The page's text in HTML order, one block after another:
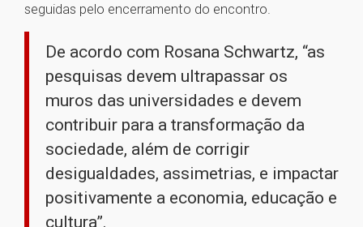
seguidas pelo encerramento do encontro.
De acordo com Rosana Schwartz, “as
pesquisas devem ultrapassar os
muros das universidades e devem
contribuir para a transformação da
sociedade, além de corrigir
desigualdades, assimetrias, e impactar
positivamente a economia, educação e
cultura”.